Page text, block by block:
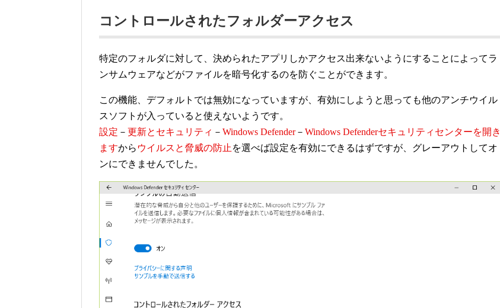
コントロールされたフォルダーアクセス
特定のフォルダに対して、決められたアプリしかアクセス出来ないようにすることによってラ
ンサムウェアなどがファイルを暗号化するのを防ぐことができます。
この機能、デフォルトでは無効になっていますが、有効にしようと思っても他のアンチウイル
スソフトが入っていると使えないようです。
設定 － 更新とセキュリティ － Windows Defender－ Windows Defenderセキュリティセンターを開き
ますから ウイルスと脅威の防止 を選べば設定を有効にできるはずですが、グレーアウトしてオ
ンにできませんでした。